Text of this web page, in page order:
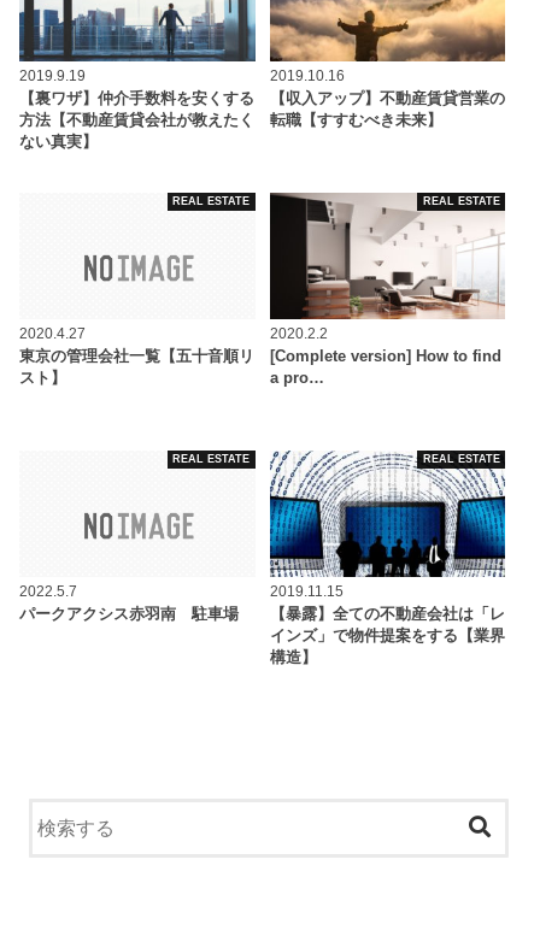
2019.9.19
【裏ワザ】仲介手数料を安くする
方法【不動産賃貸会社が教えたく
ない真実】
2019.10.16
【収入アップ】不動産賃貸営業の
転職【すすむべき未来】
REAL ESTATE
2020.4.27
東京の管理会社一覧【五十音順リ
スト】
REAL ESTATE
2020.2.2
[Complete version] How to find
a pro…
REAL ESTATE
2022.5.7
パークアクシス赤羽南 駐車場
REAL ESTATE
2019.11.15
【暴露】全ての不動産会社は「レ
インズ」で物件提案をする【業界
構造】